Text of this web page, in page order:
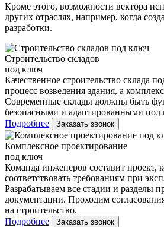
Кроме этого, возможности вектора
других отраслях, например, когда
разработки.
Строительство складов
под ключ
Качественное строительство склада
процесс возведения здания, а
Современные склады должны быть
безопасными и адаптированными под
Подробнее
Заказать звонок
Комплексное проектирование
под ключ
Команда инженеров составит проект,
соответствовать требованиям при
Разрабатываем все стадии и разделы
документации. Проходим
на строительство.
Подробнее
Заказать звонок